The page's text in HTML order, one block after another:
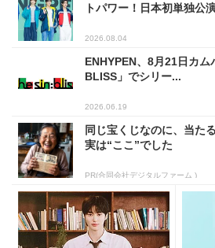
トパワー！日本初単独公
2026.08.04
ENHYPEN、8月21日カ
BLISS」でシリー...
2026.06.19
同じ宝くじなのに、当た
実は“ここ”でした
PR(合同会社デジタルファーム )